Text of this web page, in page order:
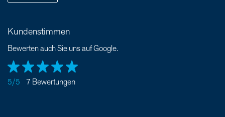
Kundenstimmen
Bewerten auch Sie uns auf Google.
5/5 7 Bewertungen